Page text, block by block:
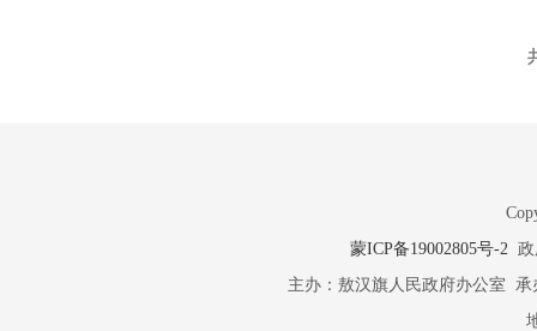
蒙ICP备19002805号-2政
主办：敖汉旗人民政府办公室